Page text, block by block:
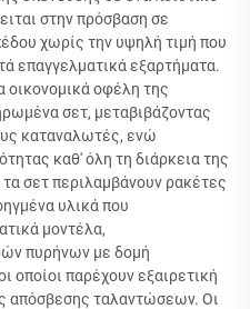
στην πρόσβαση σε
χωρίς την υψηλή τιμή που
επαγγελματικά εξαρτήματα.
οικονομικά οφέλη της
σετ, μεταβιβάζοντας
καταναλωτές, ενώ
καθ' όλη τη διάρκεια της
σετ περιλαμβάνουν ρακέτες
υλικά που
μοντέλα,
πυρήνων με δομή
οποίοι παρέχουν εξαιρετική
απόσβεσης ταλαντώσεων. Οι